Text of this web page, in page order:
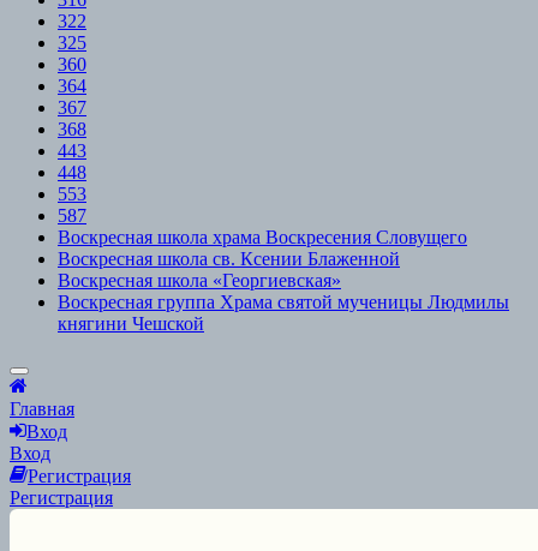
322
325
360
364
367
368
443
448
553
587
Воскресная школа храма Воскресения Словущего
Воскресная школа св. Ксении Блаженной
Воскресная школа «Георгиевская»
Воскресная группа Храма святой мученицы Людмилы
княгини Чешской
Scroll
to
Top
Главная
Вход
Вход
Регистрация
Регистрация